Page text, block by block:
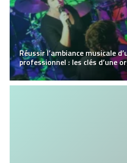
Réussir l’ambiance musicale
professionnel : les clés d’une